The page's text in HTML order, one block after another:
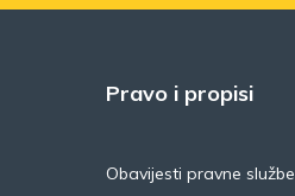
Pravo i propisi
Obavijesti pravne službe